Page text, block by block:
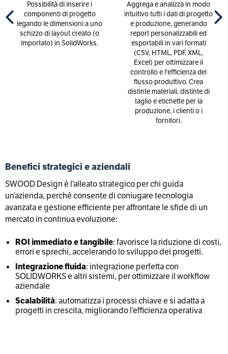
Possibilità di inserire i
componenti di progetto
legando le dimensioni a uno
schizzo di layout creato (o
importato) in SolidWorks.
Aggrega e analizza in modo
intuitivo tutti i dati di progetto
e produzione, generando
report personalizzabili ed
esportabili in vari formati
(CSV, HTML, PDF, XML,
Excel) per ottimizzare il
controllo e l'efficienza del
flusso produttivo. Crea
distinte materiali, distinte di
taglio e etichette per la
produzione, i clienti o i
fornitori.
Benefici strategici e aziendali
SWOOD Design è l’alleato strategico per chi guida
un’azienda, perché consente di coniugare tecnologia
avanzata e gestione efficiente per affrontare le sfide di un
mercato in continua evoluzione:
ROI immediato e tangibile: favorisce la riduzione di costi,
errori e sprechi, accelerando lo sviluppo dei progetti.
Integrazione fluida: integrazione perfetta con
SOLIDWORKS e altri sistemi, per ottimizzare il workflow
aziendale
Scalabilità: automatizza i processi chiave e si adatta a
progetti in crescita, migliorando l’efficienza operativa